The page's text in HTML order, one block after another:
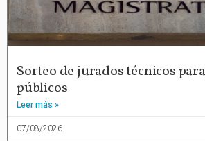
Sorteo de jurados técnicos
públicos
Leer más »
07/08/2026